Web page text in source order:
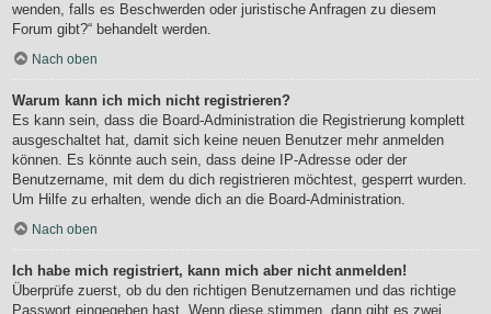
wenden, falls es Beschwerden oder juristische Anfragen zu diesem
Forum gibt?“ behandelt werden.
Nach oben
Warum kann ich mich nicht registrieren?
Es kann sein, dass die Board-Administration die Registrierung komplett
ausgeschaltet hat, damit sich keine neuen Benutzer mehr anmelden
können. Es könnte auch sein, dass deine IP-Adresse oder der
Benutzername, mit dem du dich registrieren möchtest, gesperrt wurden.
Um Hilfe zu erhalten, wende dich an die Board-Administration.
Nach oben
Ich habe mich registriert, kann mich aber nicht anmelden!
Überprüfe zuerst, ob du den richtigen Benutzernamen und das richtige
Passwort eingegeben hast. Wenn diese stimmen, dann gibt es zwei